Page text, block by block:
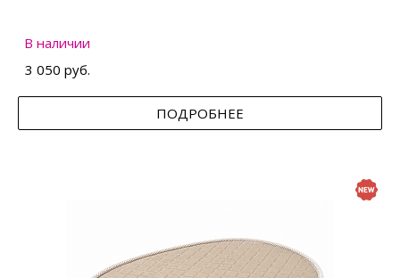
В наличии
3 050 руб.
ПОДРОБНЕЕ